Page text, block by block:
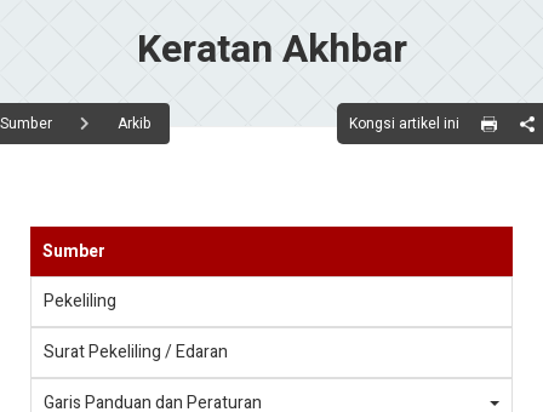
Keratan Akhbar
Sumber Arkib Kongsi artikel ini
Sumber
Pekeliling
Surat Pekeliling / Edaran
Garis Panduan dan Peraturan